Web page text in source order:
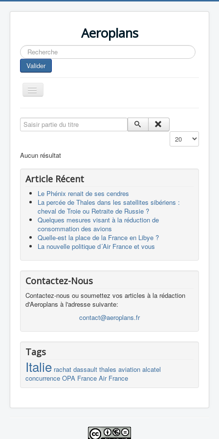
Aeroplans
Rechercher
Valider
Toggle
Navigation
Aviation Commerciale
Europespace
Drones
Saisir partie du titre
Affichage #
Aucun résultat
Article Récent
Le Phénix renait de ses cendres
La percée de Thales dans les satellites sibériens :
cheval de Troie ou Retraite de Russie ?
Quelques mesures visant à la réduction de
consommation des avions
Quelle-est la place de la France en Libye ?
La nouvelle politique d´Air France et vous
Contactez-Nous
Contactez-nous ou soumettez vos articles à la rédaction
d'Aeroplans à l'adresse suivante:
contact@aeroplans.fr
Tags
Italie rachat dassault thales aviation alcatel
concurrence OPA France Air France